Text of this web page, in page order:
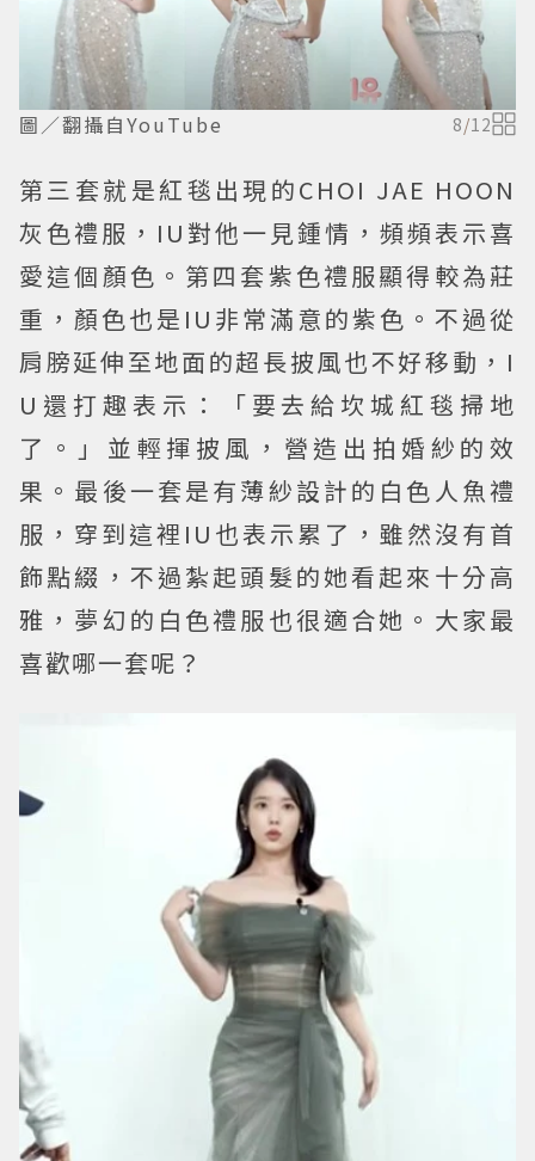
圖／翻攝自YouTube 8/12
第三套就是紅毯出現的CHOI JAE HOON
灰色禮服，IU對他一見鍾情，頻頻表示喜
愛這個顏色。第四套紫色禮服顯得較為莊
重，顏色也是IU非常滿意的紫色。不過從
肩膀延伸至地面的超長披風也不好移動，I
U還打趣表示：「要去給坎城紅毯掃地
了。」並輕揮披風，營造出拍婚紗的效
果。最後一套是有薄紗設計的白色人魚禮
服，穿到這裡IU也表示累了，雖然沒有首
飾點綴，不過紮起頭髮的她看起來十分高
雅，夢幻的白色禮服也很適合她。大家最
喜歡哪一套呢？